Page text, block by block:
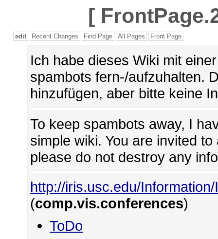
[
edit Recent Changes Find Page All Pages Front Page
Ich habe dieses Wiki mit
spambots fern-/aufzuhalten.
hinzufügen, aber bitte keine
To keep spambots away, I
simple wiki. You are invited
please do not destroy any
http://iris.usc.edu/
(comp.vis.conferences)
ToDo